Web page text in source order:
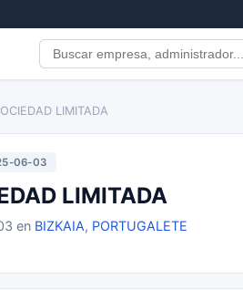
LIMITADA
06-03
LIMITADA
en BIZKAIA, PORTUGALETE